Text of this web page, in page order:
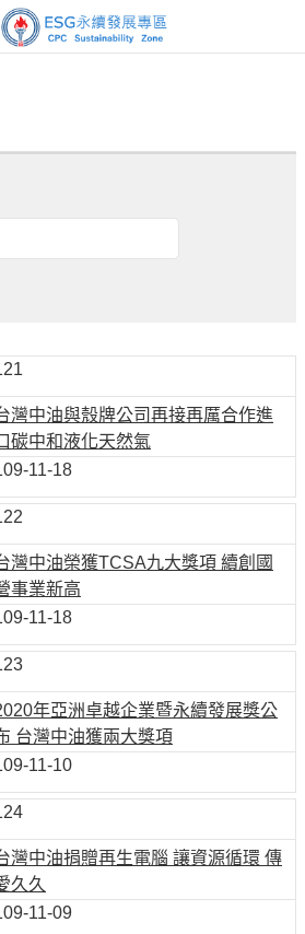
灣中油與殼牌公司再接再厲合作進
碳中和液化天然氣
11-18
灣中油榮獲TCSA九大獎項 續創國
事業新高
11-18
年亞洲卓越企業暨永續發展獎公
台灣中油獲兩大獎項
11-10
灣中油捐贈再生電腦 讓資源循環 傳
久久
11-09